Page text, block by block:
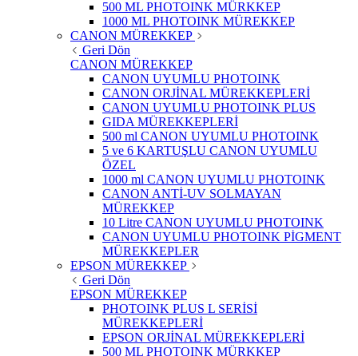
500 ML PHOTOINK MÜRKKEP
1000 ML PHOTOINK MÜREKKEP
CANON MÜREKKEP
Geri Dön
CANON MÜREKKEP
CANON UYUMLU PHOTOINK
CANON ORJİNAL MÜREKKEPLERİ
CANON UYUMLU PHOTOINK PLUS
GIDA MÜREKKEPLERİ
500 ml CANON UYUMLU PHOTOINK
5 ve 6 KARTUŞLU CANON UYUMLU
ÖZEL
1000 ml CANON UYUMLU PHOTOINK
CANON ANTİ-UV SOLMAYAN
MÜREKKEP
10 Litre CANON UYUMLU PHOTOINK
CANON UYUMLU PHOTOINK PİGMENT
MÜREKKEPLER
EPSON MÜREKKEP
Geri Dön
EPSON MÜREKKEP
PHOTOINK PLUS L SERİSİ
MÜREKKEPLERİ
EPSON ORJİNAL MÜREKKEPLERİ
500 ML PHOTOINK MÜRKKEP